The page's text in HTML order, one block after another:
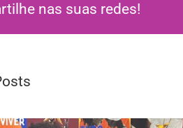
nas suas redes!